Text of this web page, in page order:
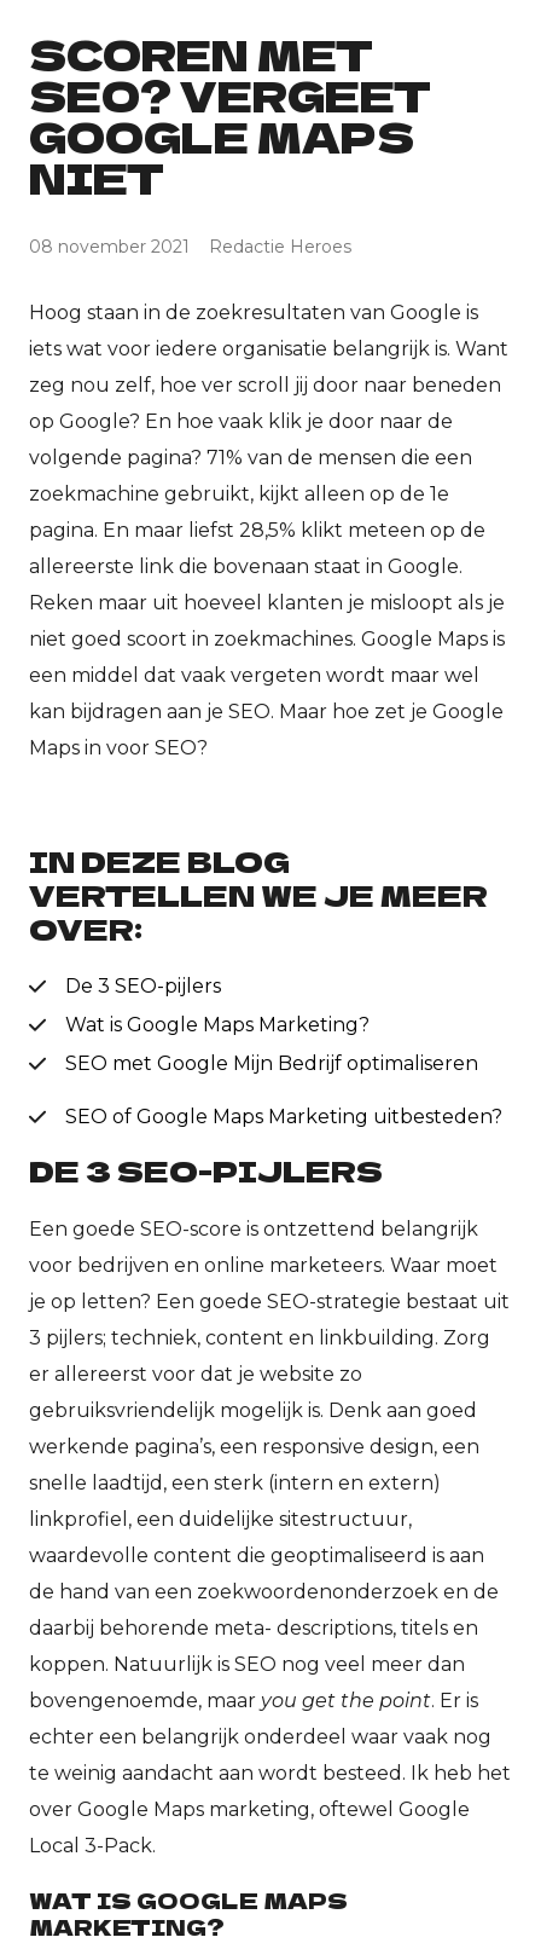
SCOREN MET
SEO? VERGEET
GOOGLE MAPS
NIET
08 november 2021 Redactie Heroes
Hoog staan in de zoekresultaten van Google is
iets wat voor iedere organisatie belangrijk is. Want
zeg nou zelf, hoe ver scroll jij door naar beneden
op Google? En hoe vaak klik je door naar de
volgende pagina? 71% van de mensen die een
zoekmachine gebruikt, kijkt alleen op de 1e
pagina. En maar liefst 28,5% klikt meteen op de
allereerste link die bovenaan staat in Google.
Reken maar uit hoeveel klanten je misloopt als je
niet goed scoort in zoekmachines. Google Maps is
een middel dat vaak vergeten wordt maar wel
kan bijdragen aan je SEO. Maar hoe zet je Google
Maps in voor SEO?
IN DEZE BLOG
VERTELLEN WE JE MEER
OVER:
De 3 SEO-pijlers
Wat is Google Maps Marketing?
SEO met Google Mijn Bedrijf optimaliseren
SEO of Google Maps Marketing uitbesteden?
DE 3 SEO-PIJLERS
Een goede SEO-score is ontzettend belangrijk
voor bedrijven en online marketeers. Waar moet
je op letten? Een goede SEO-strategie bestaat uit
3 pijlers; techniek, content en linkbuilding. Zorg
er allereerst voor dat je website zo
gebruiksvriendelijk mogelijk is. Denk aan goed
werkende pagina’s, een responsive design, een
snelle laadtijd, een sterk (intern en extern)
linkprofiel, een duidelijke sitestructuur,
waardevolle content die geoptimaliseerd is aan
de hand van een zoekwoordenonderzoek en de
daarbij behorende meta- descriptions, titels en
koppen. Natuurlijk is SEO nog veel meer dan
bovengenoemde, maar you get the point. Er is
echter een belangrijk onderdeel waar vaak nog
te weinig aandacht aan wordt besteed. Ik heb het
over Google Maps marketing, oftewel Google
Local 3-Pack.
WAT IS GOOGLE MAPS
MARKETING?